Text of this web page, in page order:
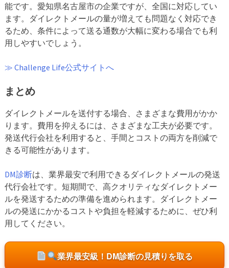
能です。愛知県名古屋市の企業ですが、全国に対応してい
ます。ダイレクトメールの量が増えても問題なく対応でき
るため、条件によって送る通数が大幅に変わる場合でも利
用しやすいでしょう。
≫ Challenge Life公式サイトへ
まとめ
ダイレクトメールを送付する場合、さまざまな費用がかか
ります。費用を抑えるには、さまざまな工夫が必要です。
発送代行会社を利用すると、手間とコストの両方を削減で
きる可能性があります。
DM診断は、業界最安で利用できるダイレクトメールの発送
代行会社です。短期間で、高クオリティなダイレクトメー
ルを発送するための準備を進められます。ダイレクトメー
ルの発送にかかるコストや負担を軽減するために、ぜひ利
用してください。
業界最安級！DM診断の見積りを取る